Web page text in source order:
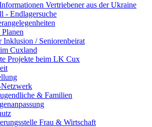
Vertriebener aus der Ukraine
- Endlagersuche
Inklusion / Seniorenbeirat
Cuxland
Projekte beim LK Cux
& Familien
Frau & Wirtschaft